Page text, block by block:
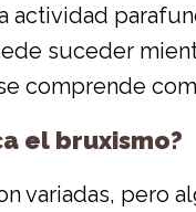
actividad
suceder
comprende
el bruxismo?
variadas, pero